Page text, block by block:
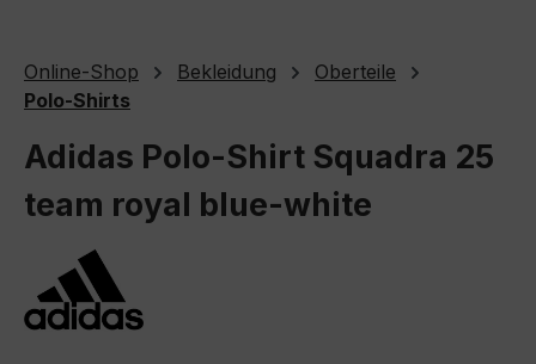
Online-Shop Bekleidung
Oberteile
Polo-Shirts
Adidas Polo-Shirt Squadra 25
team royal blue-white